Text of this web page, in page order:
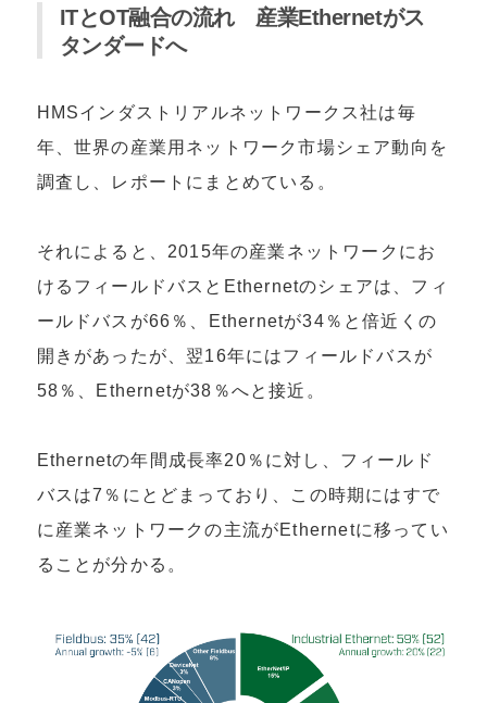
ITとOT融合の流れ 産業Ethernetがス
タンダードへ
HMSインダストリアルネットワークス社は毎
年、世界の産業用ネットワーク市場シェア動向を
調査し、レポートにまとめている。
それによると、2015年の産業ネットワークにお
けるフィールドバスとEthernetのシェアは、フィ
ールドバスが66％、Ethernetが34％と倍近くの
開きがあったが、翌16年にはフィールドバスが
58％、Ethernetが38％へと接近。
Ethernetの年間成長率20％に対し、フィールド
バスは7％にとどまっており、この時期にはすで
に産業ネットワークの主流がEthernetに移ってい
ることが分かる。